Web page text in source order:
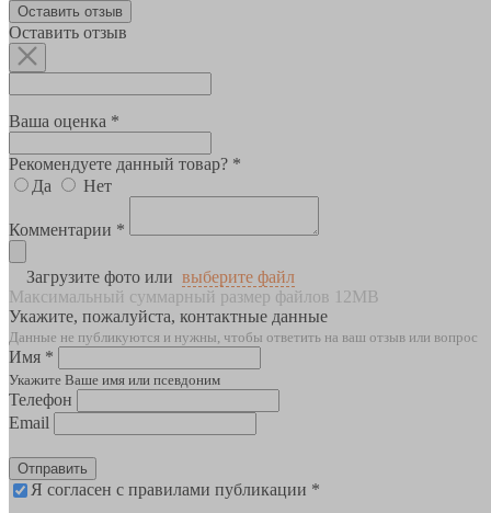
Оставить отзыв
Оставить отзыв
Ваша оценка *
Рекомендуете данный товар? *
Да
Нет
Комментарии *
Загрузите фото или выберите файл
Максимальный суммарный размер файлов 12MB
Укажите, пожалуйста, контактные данные
Данные не публикуются и нужны, чтобы ответить на ваш отзыв или вопрос
Имя *
Укажите Ваше имя или псевдоним
Телефон
Email
Отправить
Я согласен с правилами публикации *